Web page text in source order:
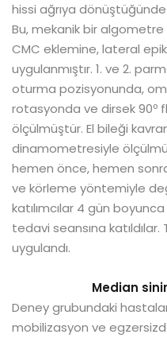
hissi ağrıya
Bu, mekanik bir algometre
CMC eklemine, lateral
uygulanmıştır. 1. ve 2.
oturma pozisyonunda,
rotasyonda ve dirsek 90º
ölçülmüştür. El bileği
dinamometresiyle
hemen önce, hemen
ve körleme yöntemiyle
katılımcılar 4 gün
tedavi seansına
uygulandı.
Median
Deney grubundaki
mobilizasyon ve